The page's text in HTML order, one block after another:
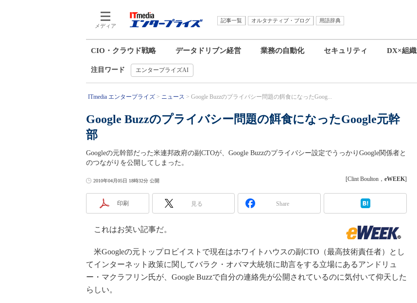
メディア
記事一覧 オルタナティブ・ブログ
用語辞典
CIO・クラウド戦略 データドリブン経営 業務の自動化 セキュリティ DX×組織
注目ワード エンタープライズAI
ITmedia エンタープライズ ニュース Google Buzzのプライバシー問題の餌食になったGoog...
Google Buzzのプライバシー問題の餌食になったGoogle元幹
部
Googleの元幹部だった米連邦政府の副CTOが、Google Buzzのプライバシー設定でうっかりGoogle関係者と
のつながりを公開してしまった。
2010年04月05日 18時32分 公開 [Clint Boulton， eWEEK]
印刷 見る Share
これはお笑い記事だ。
米Googleの元トップロビイストで現在はホワイトハウスの副CTO（最高技術責任者）とし
てインターネット政策に関してバラク・オバマ大統領に助言をする立場にあるアンドリュ
ー・マクラフリン氏が、Google Buzzで自分の連絡先が公開されているのに気付いて仰天した
らしい。